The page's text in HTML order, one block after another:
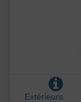
Extérieurs